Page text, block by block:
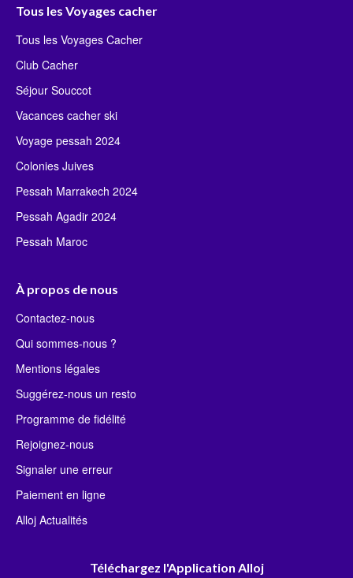
Tous les Voyages cacher
Tous les Voyages Cacher
Club Cacher
Séjour Souccot
Vacances cacher ski
Voyage pessah 2024
Colonies Juives
Pessah Marrakech 2024
Pessah Agadir 2024
Pessah Maroc
À propos de nous
Contactez-nous
Qui sommes-nous ?
Mentions légales
Suggérez-nous un resto
Programme de fidélité
Rejoignez-nous
Signaler une erreur
Paiement en ligne
Alloj Actualités
Téléchargez l'Application Alloj